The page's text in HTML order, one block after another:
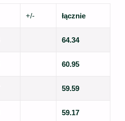
+/- łącznie
64.34
60.95
59.59
59.17